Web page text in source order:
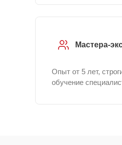
Мастера-
Опыт от 5 лет,
обучение